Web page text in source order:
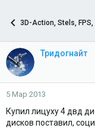
о
т
е
м
ы
а
ч
л
3D-Action, Stels, FPS,
Тридогнайт
5 Мар 2013
Купил лицуху 4 двд
дисков поставил,